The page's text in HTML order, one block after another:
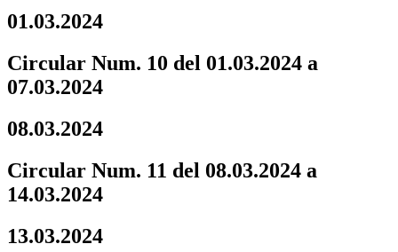
01.03.2024
Circular Num. 10 del 01.03.2024 a
07.03.2024
08.03.2024
Circular Num. 11 del 08.03.2024 a
14.03.2024
13.03.2024